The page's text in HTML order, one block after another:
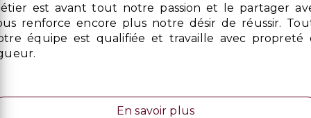
est avant tout notre passion et le partager
renforce encore plus notre désir de réussir.
équipe est qualifiée et travaille avec propreté
En savoir plus